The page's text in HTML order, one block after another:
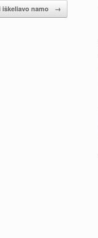
iškeliavo namo →